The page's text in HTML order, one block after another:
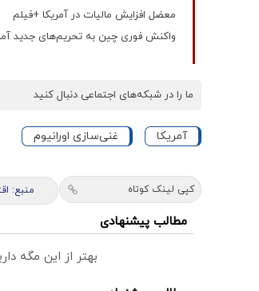
معضل افزایش مالیات در آمریکا +فیلم
واکنش فوری چین به تحریم‌های جدید
ما را در شبکه‌های اجتماعی دنبال کنید
آمریکا غنی‌سازی اورانیوم
کپی لینک کوتاه منبع:
مطالب پیشنهادی
بهتر از این مگه